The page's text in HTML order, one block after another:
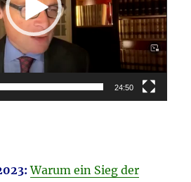
24:50
Warum ein Sieg der